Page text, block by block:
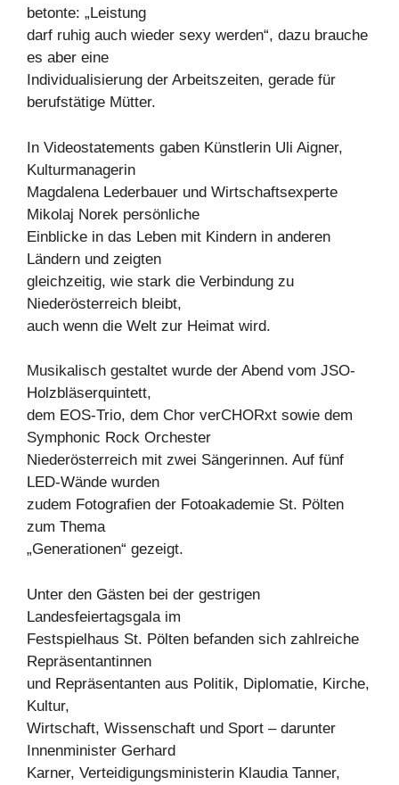
betonte: „Leistung
darf ruhig auch wieder sexy werden“, dazu brauche
es aber eine
Individualisierung der Arbeitszeiten, gerade für
berufstätige Mütter.
In Videostatements gaben Künstlerin Uli Aigner,
Kulturmanagerin
Magdalena Lederbauer und Wirtschaftsexperte
Mikolaj Norek persönliche
Einblicke in das Leben mit Kindern in anderen
Ländern und zeigten
gleichzeitig, wie stark die Verbindung zu
Niederösterreich bleibt,
auch wenn die Welt zur Heimat wird.
Musikalisch gestaltet wurde der Abend vom JSO-
Holzbläserquintett,
dem EOS-Trio, dem Chor verCHORxt sowie dem
Symphonic Rock Orchester
Niederösterreich mit zwei Sängerinnen. Auf fünf
LED-Wände wurden
zudem Fotografien der Fotoakademie St. Pölten
zum Thema
„Generationen“ gezeigt.
Unter den Gästen bei der gestrigen
Landesfeiertagsgala im
Festspielhaus St. Pölten befanden sich zahlreiche
Repräsentantinnen
und Repräsentanten aus Politik, Diplomatie, Kirche,
Kultur,
Wirtschaft, Wissenschaft und Sport – darunter
Innenminister Gerhard
Karner, Verteidigungsministerin Klaudia Tanner,